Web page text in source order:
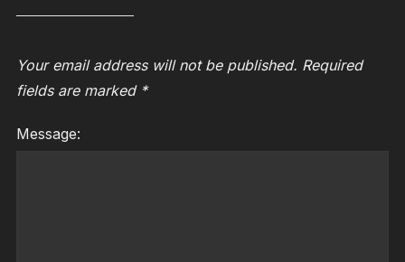
Your email address will not be published. Required
fields are marked *
Message: